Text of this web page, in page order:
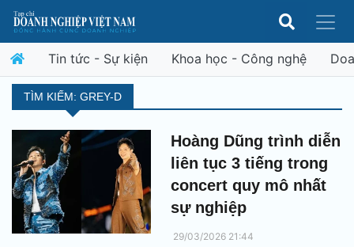
Tin tức - Sự kiện Khoa học - Công nghệ
TÌM KIẾM: GREY-D
Hoàng Dũng trình diễn
liên tục 3 tiếng trong
concert quy mô nhất
sự nghiệp
29/03/2026 21:44